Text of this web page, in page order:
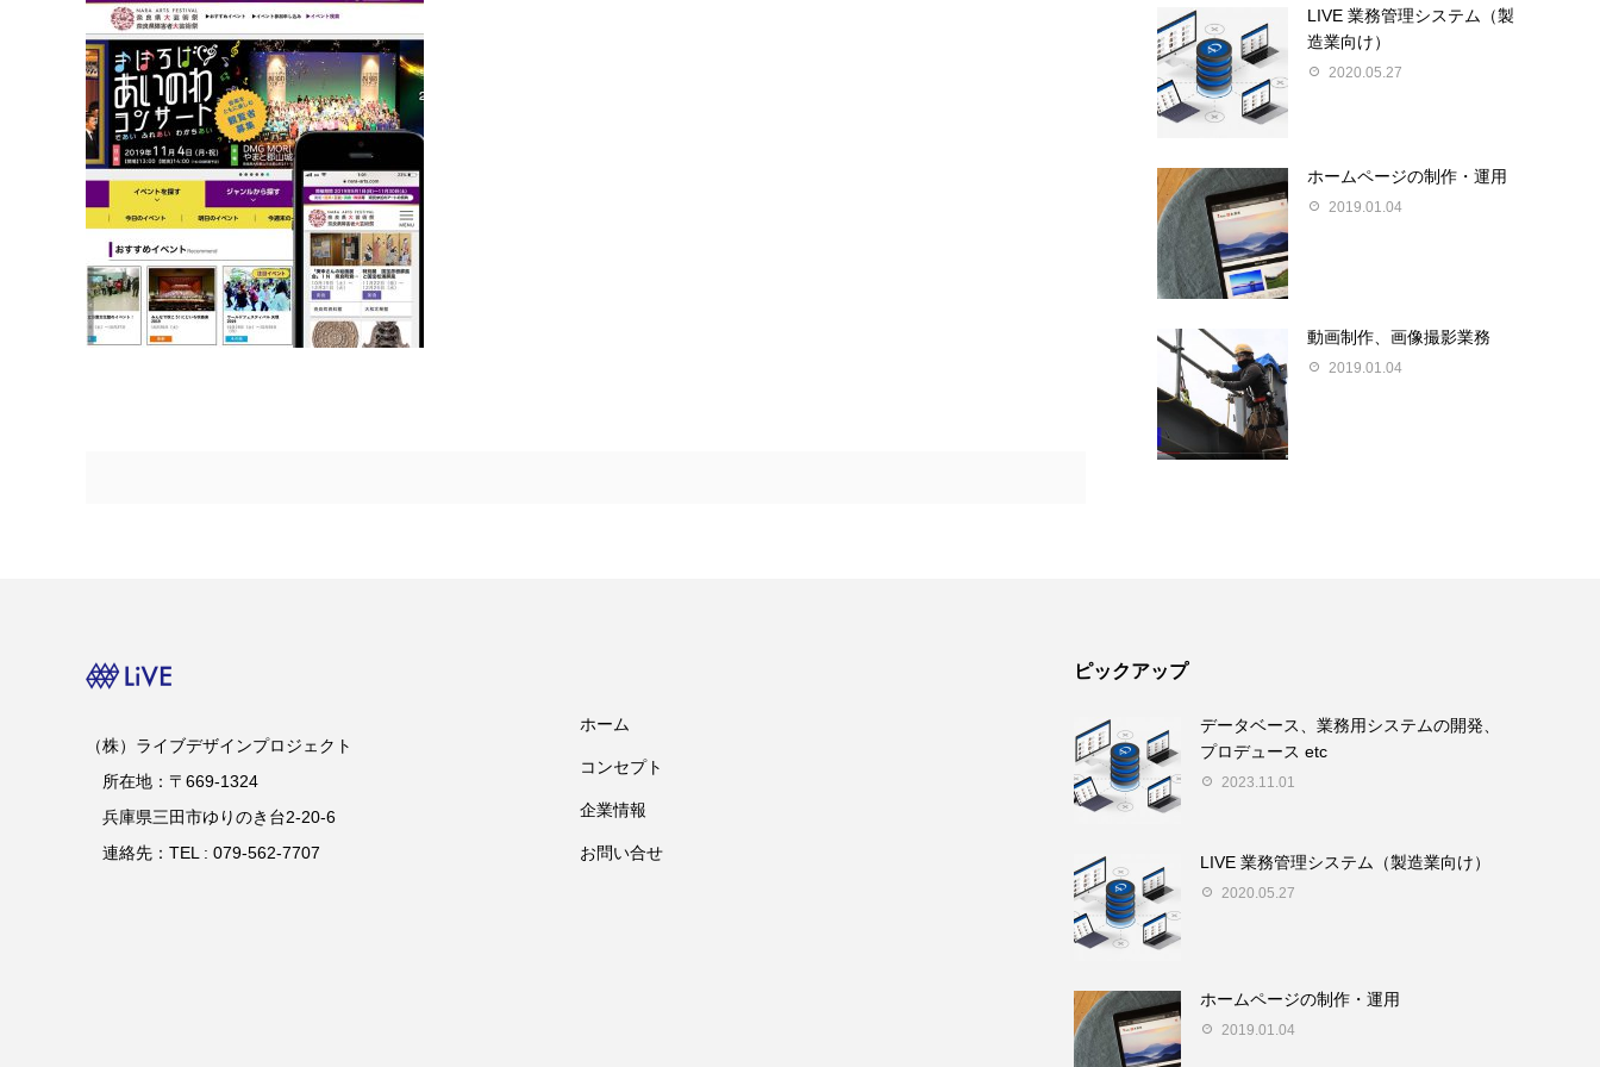
LIVE 業務管理システム（製
造業向け）
2020.05.27
ホームページの制作・運用
2019.01.04
動画制作、画像撮影業務
2019.01.04
（株）ライブデザインプロジェクト
所在地：〒669-1324
兵庫県三田市ゆりのき台2-20-6
連絡先：TEL : 079-562-7707
ホーム
コンセプト
企業情報
お問い合せ
ピックアップ
データベース、業務用システムの開発、
プロデュース etc
2023.11.01
LIVE 業務管理システム（製造業向け）
2020.05.27
ホームページの制作・運用
2019.01.04